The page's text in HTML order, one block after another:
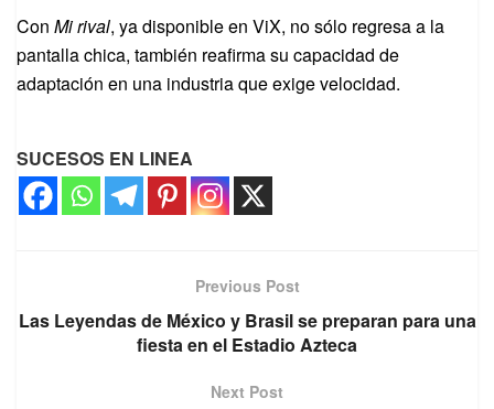
Con Mi rival, ya disponible en ViX, no sólo regresa a la
pantalla chica, también reafirma su capacidad de
adaptación en una industria que exige velocidad.
SUCESOS EN LINEA
Previous Post
Las Leyendas de México y Brasil se preparan para una
fiesta en el Estadio Azteca
Next Post